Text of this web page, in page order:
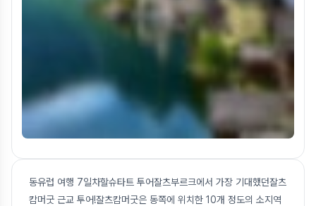
동유럽 여행 7일차할슈타트 투어잘츠부르크에서 가장 기대했던잘츠
캄머굿 근교 투어!잘츠캄머굿은 동쪽에 위치한 10개 정도의 소지역